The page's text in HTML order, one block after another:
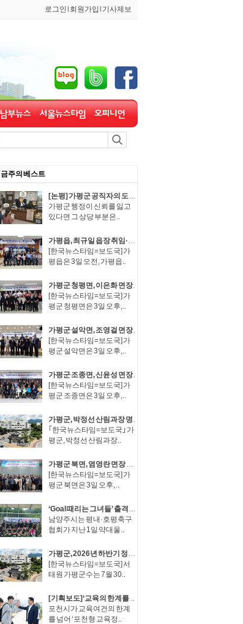
로그인 회원가입 기사제보
금주의 베스트
[논평] 가평군 공직자의 도덕적 해이, 군민이 용납할 수 없다.
가평군 행정이 신뢰를 잃고
있다면 그 상당 부분은..
가평읍, 최규일 읍장 취임·장석조 읍장 이임식 개최
[한국뉴스타임=보도국] 가
평읍은 3일 오전, 가평읍..
가평군 청평면, 이은화 면장 취임·박성규 면장 이임
[한국뉴스타임=보도국] 가
평군 청평면은 3일 오후,..
가평군 설악면, 조영걸 면장 취임·이동철 면장 이임
[한국뉴스타임=보도국] 가
평군 설악면은 3일 오후,..
가평군 조종면, 신윤성 면장 취임·임진섭 면장 이임
[한국뉴스타임=보도국] 가
평군 조종면은 3일 오후,..
가평군, 박정선 산림과장 명예퇴직..정기인사 후 후속인사 불가피
｢한국뉴스타임=보도국｣ 가
평군, 박정선 산림과장..
가평군 북면, 염영란 면장 취임·장동복 면장 이임
[한국뉴스타임=보도국] 가
평군 북면은 3일 오후, ..
‘Goal 때리는 그녀들’ 출격… 남양주시 평내·호평축구협회 여성축구회 창단
남양주시는 평내·호평축구
협회가 지난 1일 약대울..
가평군, 2026년 하반기 정기인사..장석조 경제산업국장, 최희용·김성재 5급 사무관승진
[한국뉴스타임=보도국] 서
태원 가평군수는 7월 30..
[기획보도]‘교육의 한계를 혁신으로 바꾸다’ 포천시, 포천형 교육정책 성과… 교육혁신선도지역 도전
포천시가 교육여건의 한계
를 넘어 ‘포천형 교육정..